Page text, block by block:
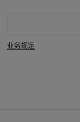
业务规定